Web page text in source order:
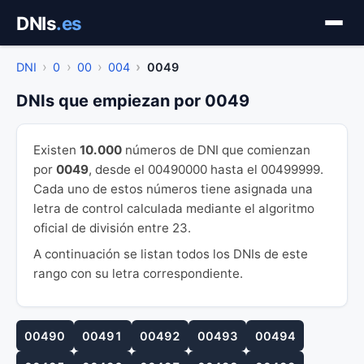
contenido
DNIs.es
DNI 0 00 004 0049
DNIs que empiezan por 0049
Existen 10.000 números de DNI que comienzan
por 0049, desde el 00490000 hasta el 00499999.
Cada uno de estos números tiene asignada una
letra de control calculada mediante el algoritmo
oficial de división entre 23.
A continuación se listan todos los DNIs de este
rango con su letra correspondiente.
00490 00491 00492 00493 00494